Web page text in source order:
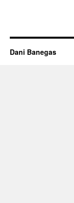
Dani Banegas